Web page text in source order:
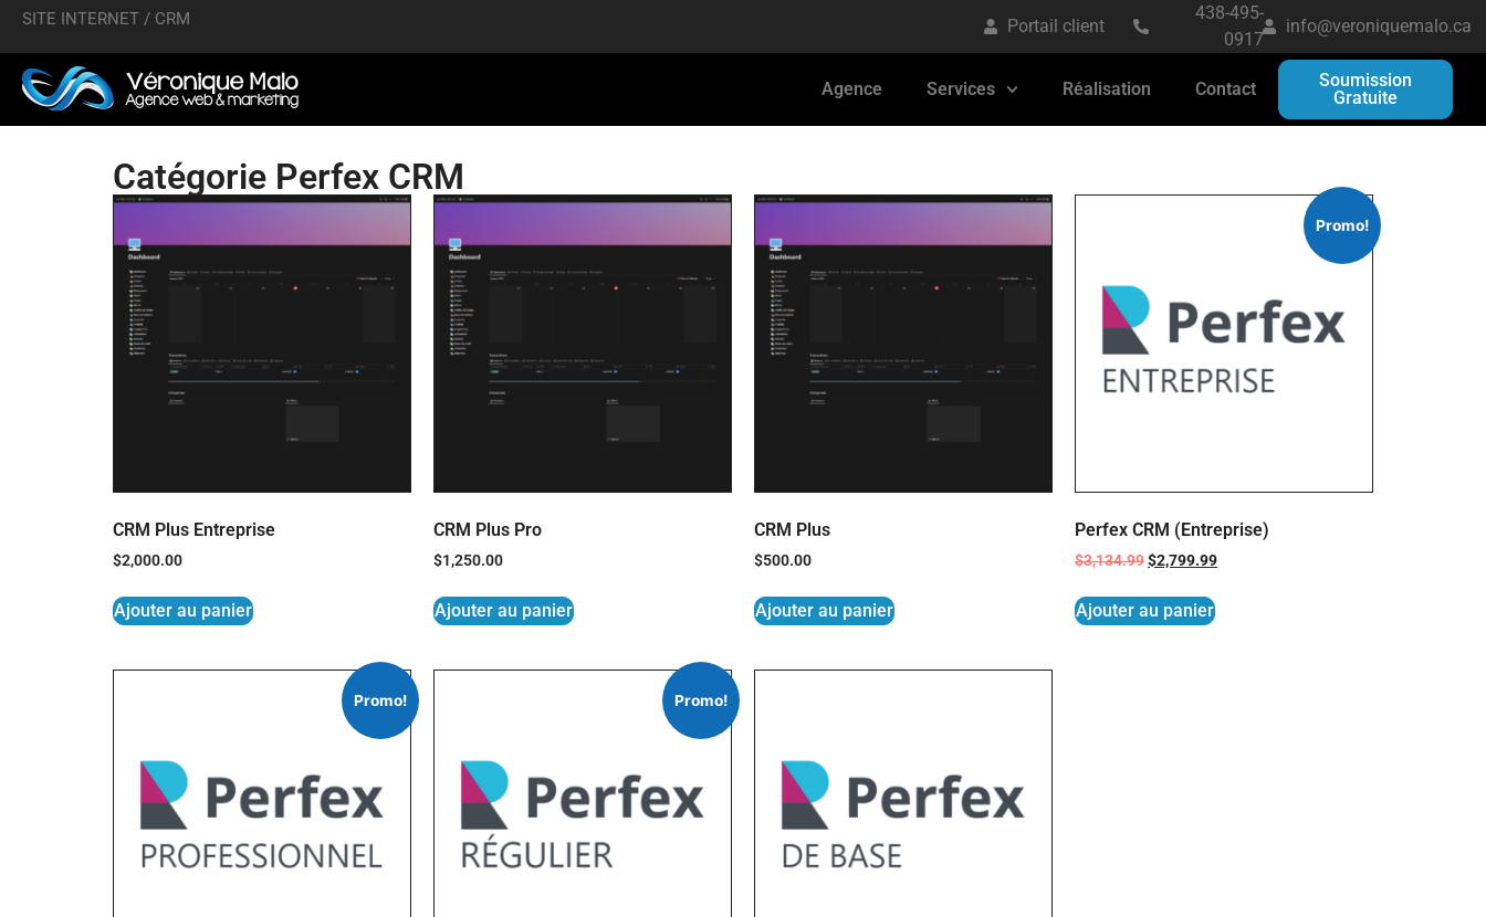
SITE INTERNET / CRM Portail client
438-495-
0917
info@veroniquemalo.ca
Agence Services Réalisation Contact
Soumission
Gratuite
Catégorie Perfex CRM
CRM Plus Entreprise
$2,000.00
Ajouter au panier
CRM Plus Pro
$1,250.00
Ajouter au panier
CRM Plus
$500.00
Ajouter au panier
Promo!
Perfex CRM (Entreprise)
$3,134.99$2,799.99
Ajouter au panier
Promo! Promo!